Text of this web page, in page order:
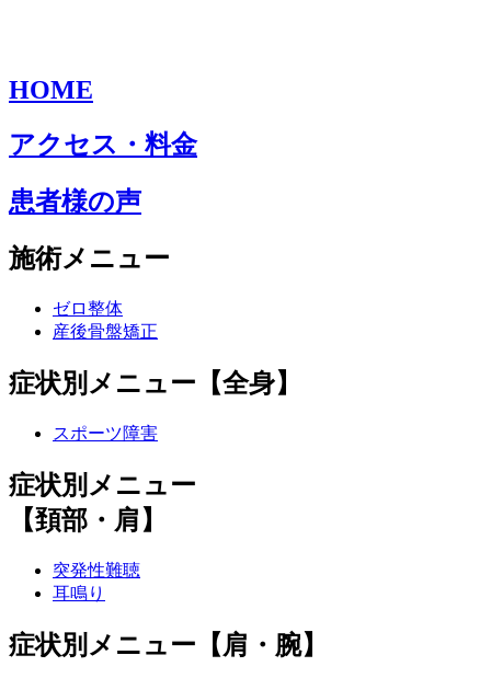
HOME
アクセス・料金
患者様の声
施術メニュー
ゼロ整体
産後骨盤矯正
症状別メニュー【全身】
スポーツ障害
症状別メニュー
【頚部・肩】
突発性難聴
耳鳴り
症状別メニュー【肩・腕】